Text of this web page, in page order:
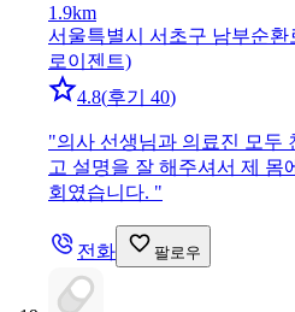
1.9km
서울특별시 서초구 남부순환
로이젠트)
4.8(후기 40)
"의사 선생님과 의료진 모두
고 설명을 잘 해주셔서 제 몸
회였습니다. "
전화 팔로우